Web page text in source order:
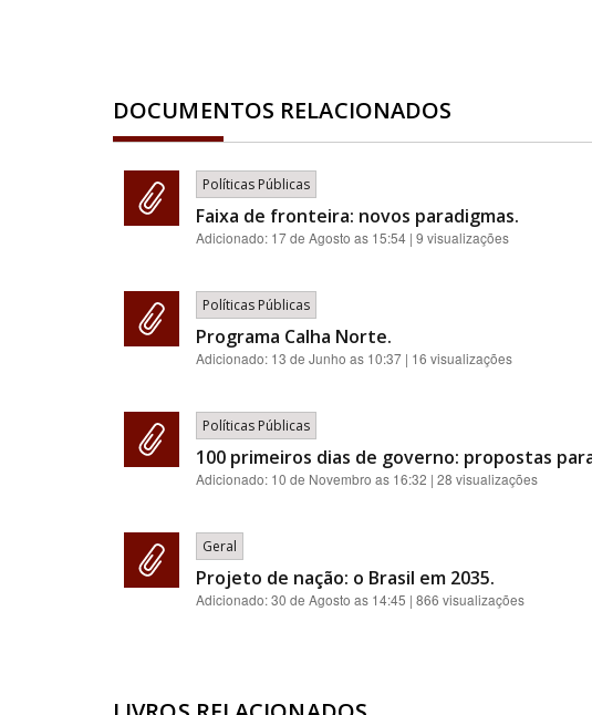
DOCUMENTOS RELACIONADOS
Políticas Públicas
Faixa de fronteira: novos paradigmas.
Adicionado: 17 de Agosto as 15:54 | 9 visualizações
Políticas Públicas
Programa Calha Norte.
Adicionado: 13 de Junho as 10:37 | 16 visualizações
Políticas Públicas
100 primeiros dias de governo: propostas
Adicionado: 10 de Novembro as 16:32 | 28 visualizações
Geral
Projeto de nação: o Brasil em 2035.
Adicionado:30 de Agosto as 14:45 | 866 visualizações